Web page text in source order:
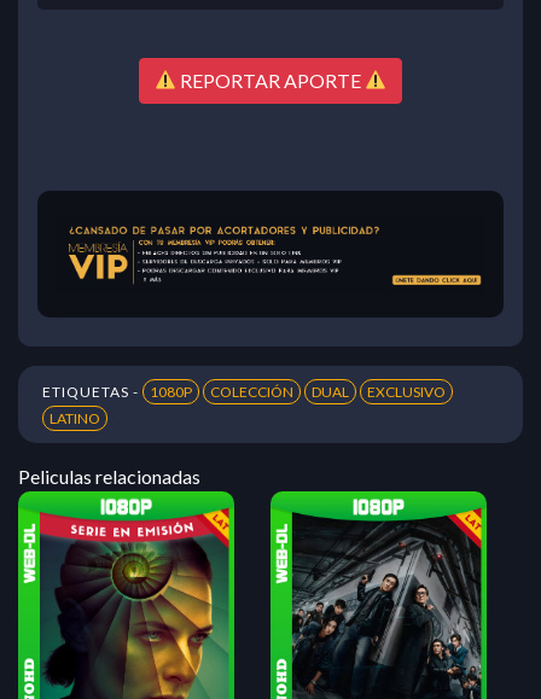
REPORTAR APORTE
ETIQUETAS - 1080P COLECCIÓN DUAL
EXCLUSIVO
LATINO
Peliculas relacionadas